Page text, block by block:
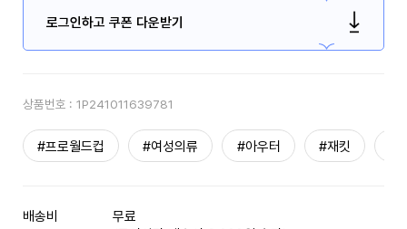
로그인하고 쿠폰 다운받기
상품번호 : 1P241011639781
#프로월드컵 #여성의류 #아우터 #재킷
배송비
무료